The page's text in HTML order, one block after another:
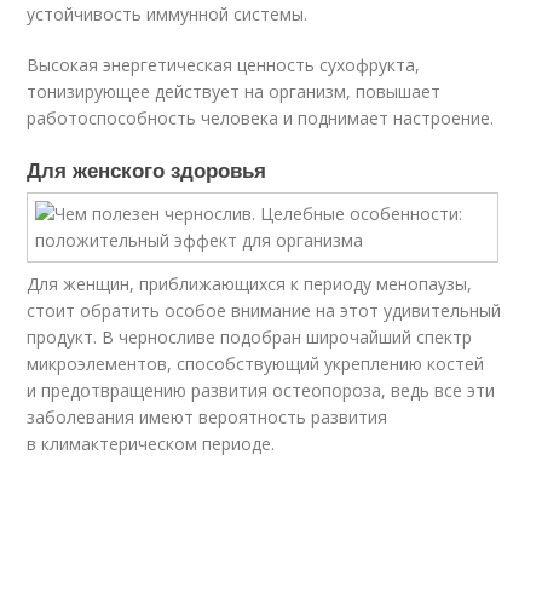
устойчивость иммунной системы.
Высокая энергетическая ценность сухофрукта,
тонизирующее действует на организм, повышает
работоспособность человека и поднимает настроение.
Для женского здоровья
Для женщин, приближающихся к периоду менопаузы,
стоит обратить особое внимание на этот удивительный
продукт. В черносливе подобран широчайший спектр
микроэлементов, способствующий укреплению костей
и предотвращению развития остеопороза, ведь все эти
заболевания имеют вероятность развития
в климактерическом периоде.